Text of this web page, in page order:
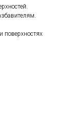
поверхностях